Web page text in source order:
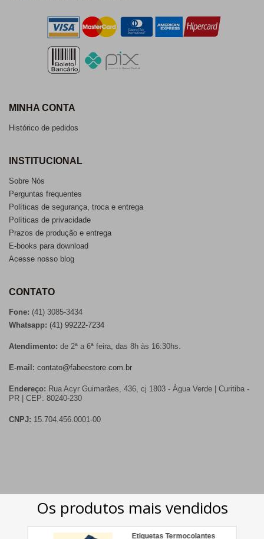
MINHA CONTA
Histórico de pedidos
INSTITUCIONAL
Sobre Nós
Perguntas frequentes
Políticas de segurança, troca e entrega
Políticas de privacidade
Prazos de produção e entrega
E-books para download
Acesse nosso blog
CONTATO
Fone: (41) 3085-3434
Whatsapp: (41) 99222-7234
Atendimento: de 2ª a 6ª feira, das 8h às 16:30hs.
E-mail: contato@fabeestore.com.br
Endereço: Rua Acyr Guimarães, 436, cj 1803 - Água Verde | Curitiba -
PR | CEP: 80240-230
CNPJ: 15.704.456.0001-00